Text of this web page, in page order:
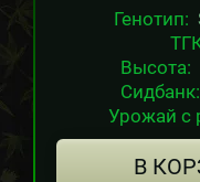
Генотип:
Высота:
Сидбанк:
Урожай с
В